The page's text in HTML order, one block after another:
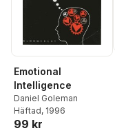
Emotional
Intelligence
Daniel Goleman
Häftad, 1996
99 kr